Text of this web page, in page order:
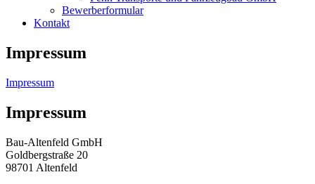
Bewerberformular
Kontakt
Impressum
Impressum
Impressum
Bau-Altenfeld GmbH
Goldbergstraße 20
98701 Altenfeld